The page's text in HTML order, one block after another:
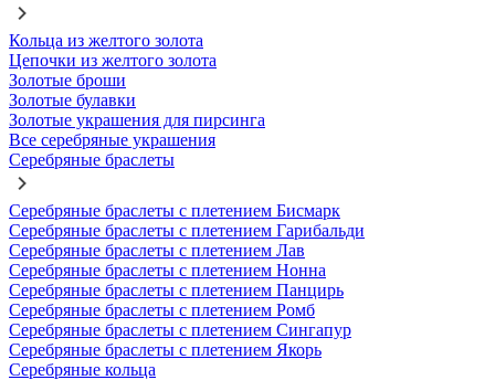
Кольца из желтого золота
Цепочки из желтого золота
Золотые броши
Золотые булавки
Золотые украшения для пирсинга
Все серебряные украшения
Серебряные браслеты
Серебряные браслеты с плетением Бисмарк
Серебряные браслеты с плетением Гарибальди
Серебряные браслеты с плетением Лав
Серебряные браслеты с плетением Нонна
Серебряные браслеты с плетением Панцирь
Серебряные браслеты с плетением Ромб
Серебряные браслеты с плетением Сингапур
Серебряные браслеты с плетением Якорь
Серебряные кольца